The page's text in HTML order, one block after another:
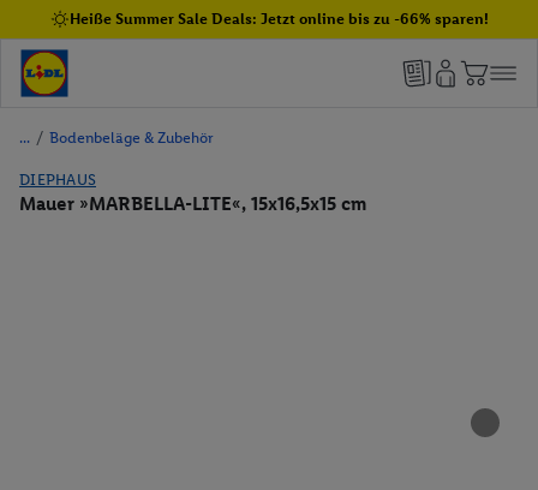
Heiße Summer Sale Deals: Jetzt online bis zu -66% sparen!
/ Bodenbeläge & Zubehör
DIEPHAUS
Mauer »MARBELLA-LITE«, 15x16,5x15 cm